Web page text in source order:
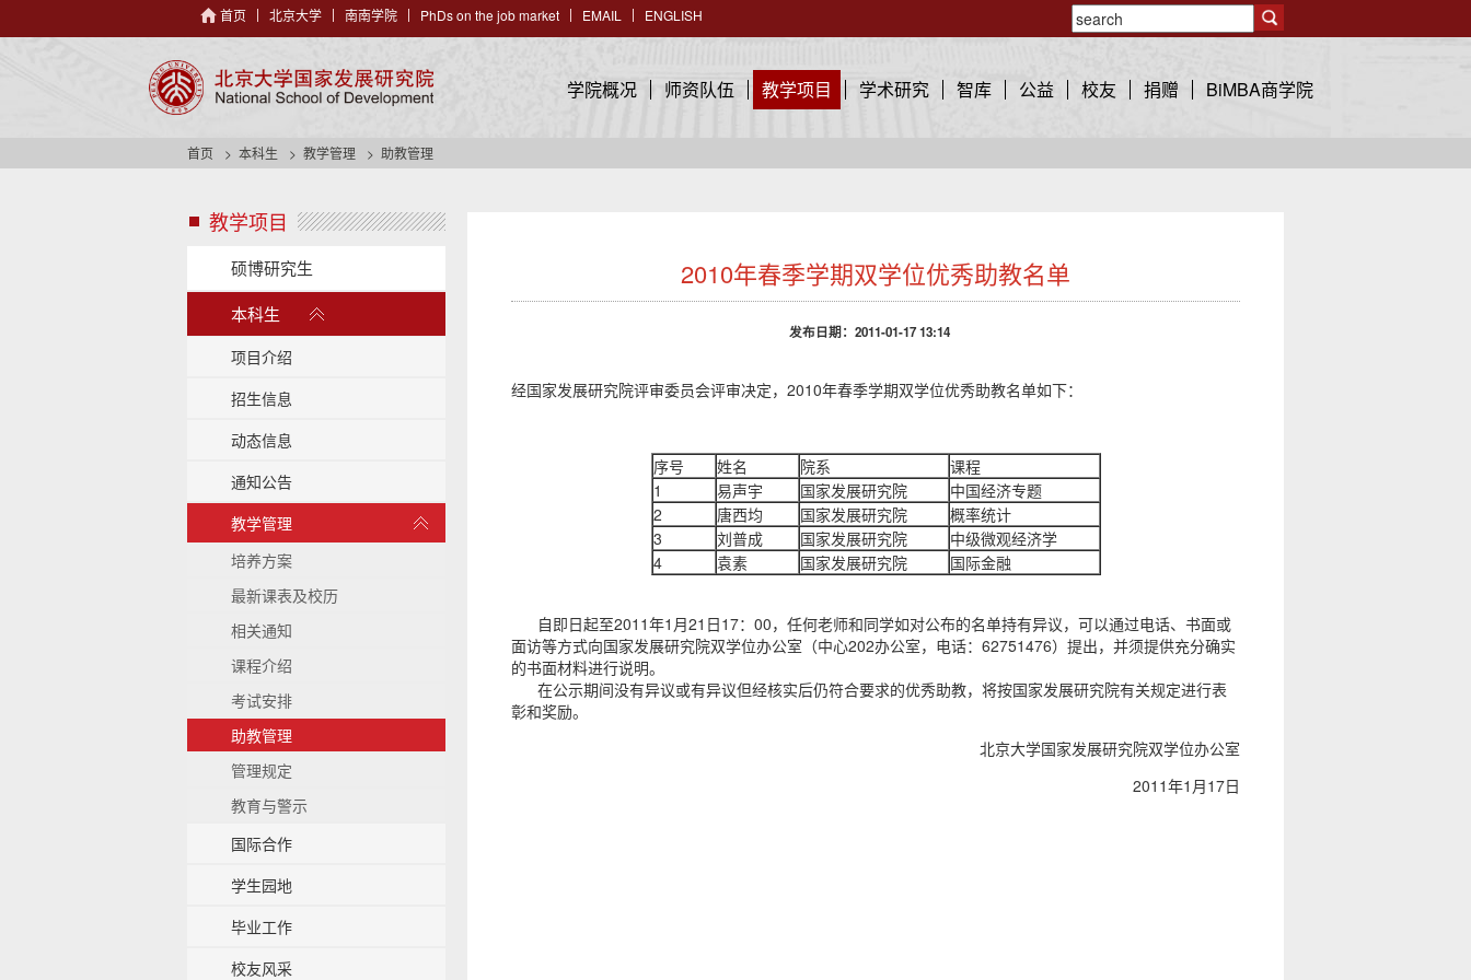
首页 北京大学 南南学院 PhDs on the job market EMAIL ENGLISH
学院概况 师资队伍 教学项目 学术研究 智库 公益 校友 捐赠 BiMBA商学院
首页 本科生 教学管理 助教管理
教学项目 s
d
e
a
b
g
硕博研究生
本科生
开
项目介绍
招生信息
动态信息
通知公告
教学管理
展
培养方案
最新课表及校历
相关通知
课程介绍
考试安排
助教管理
管理规定
教育与警示
国际合作
学生园地
毕业工作
校友风采
2010年春季学期双学位优秀助教名单
发布日期：2011-01-17 13:14
经国家发展研究院评审委员会评审决定，2010年春季学期双学位优秀助教名单如下：
序号 姓名 院系
课程
1
易声宇 国家发展研究院
中国经济专题
2
唐西均 国家发展研究院
概率统计
3
刘普成 国家发展研究院
中级微观经济学
4
袁素 国家发展研究院 国际金融
自即日起至2011年1月21日17：00，任何老师和同学如对公布的名单持有异议，可以通过电话、书面或
面访等方式向国家发展研究院双学位办公室（中心202办公室，电话：62751476）提出，并须提供充分确实
的书面材料进行说明。
在公示期间没有异议或有异议但经核实后仍符合要求的优秀助教，将按国家发展研究院有关规定进行表
彰和奖励。
北京大学国家发展研究院双学位办公室
2011年1月17日